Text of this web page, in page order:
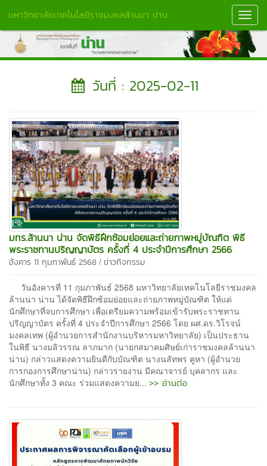
มหาวิทยาลัยเทคโนโลยีราชมงคลล้านนา น่าน
วันที่ : 2025-02-11
มทร.ล้านนา น่าน จัดพิธีฝึกซ้อมย่อยและถ่ายภาพหมู่บัณฑิต พิธี
พระราชทานปริญญาบัตร ครั้งที่ 4 ประจำปีการศึกษา 2566
อังคาร 11 กุมภาพันธ์ 2568 / ข่าวกิจกรรม
วันอังคารที่ 11 กุมภาพันธ์ 2568 มหาวิทยาลัยเทคโนโลยีราชมงคล
ล้านนา น่าน ได้จัดพิธีฝึกซ้อมย่อยและถ่ายภาพหมู่บัณฑิต ให้แด่
นักศึกษาที่จบการศึกษา เพื่อเตรียมความพร้อมเข้ารับพระราชทาน
ปริญญาบัตร ครั้งที่ 4 ประจำปีการศึกษา 2566 โดย ผศ.ดร.วิโรจน์
มงคลเทพ (ผู้อำนวยการสำนักงานบริหารมหาวิทยาลัย) เป็นประธาน
ในพิธี นางมลิวรรณ ลาภมาก (นายกสมาคมศิษย์เก่าราชมงคลล้านนา
น่าน) กล่าวแสดงความยินดีกับบัณฑิต นางนลัทพร คูหา (ผู้อำนวย
การกองการศึกษาน่าน) กล่าวรายงาน มีคณาจารย์ บุคลากร และ
นักศึกษาทั้ง 3 คณะ ร่วมแสดงความย... >> อ่านต่อ